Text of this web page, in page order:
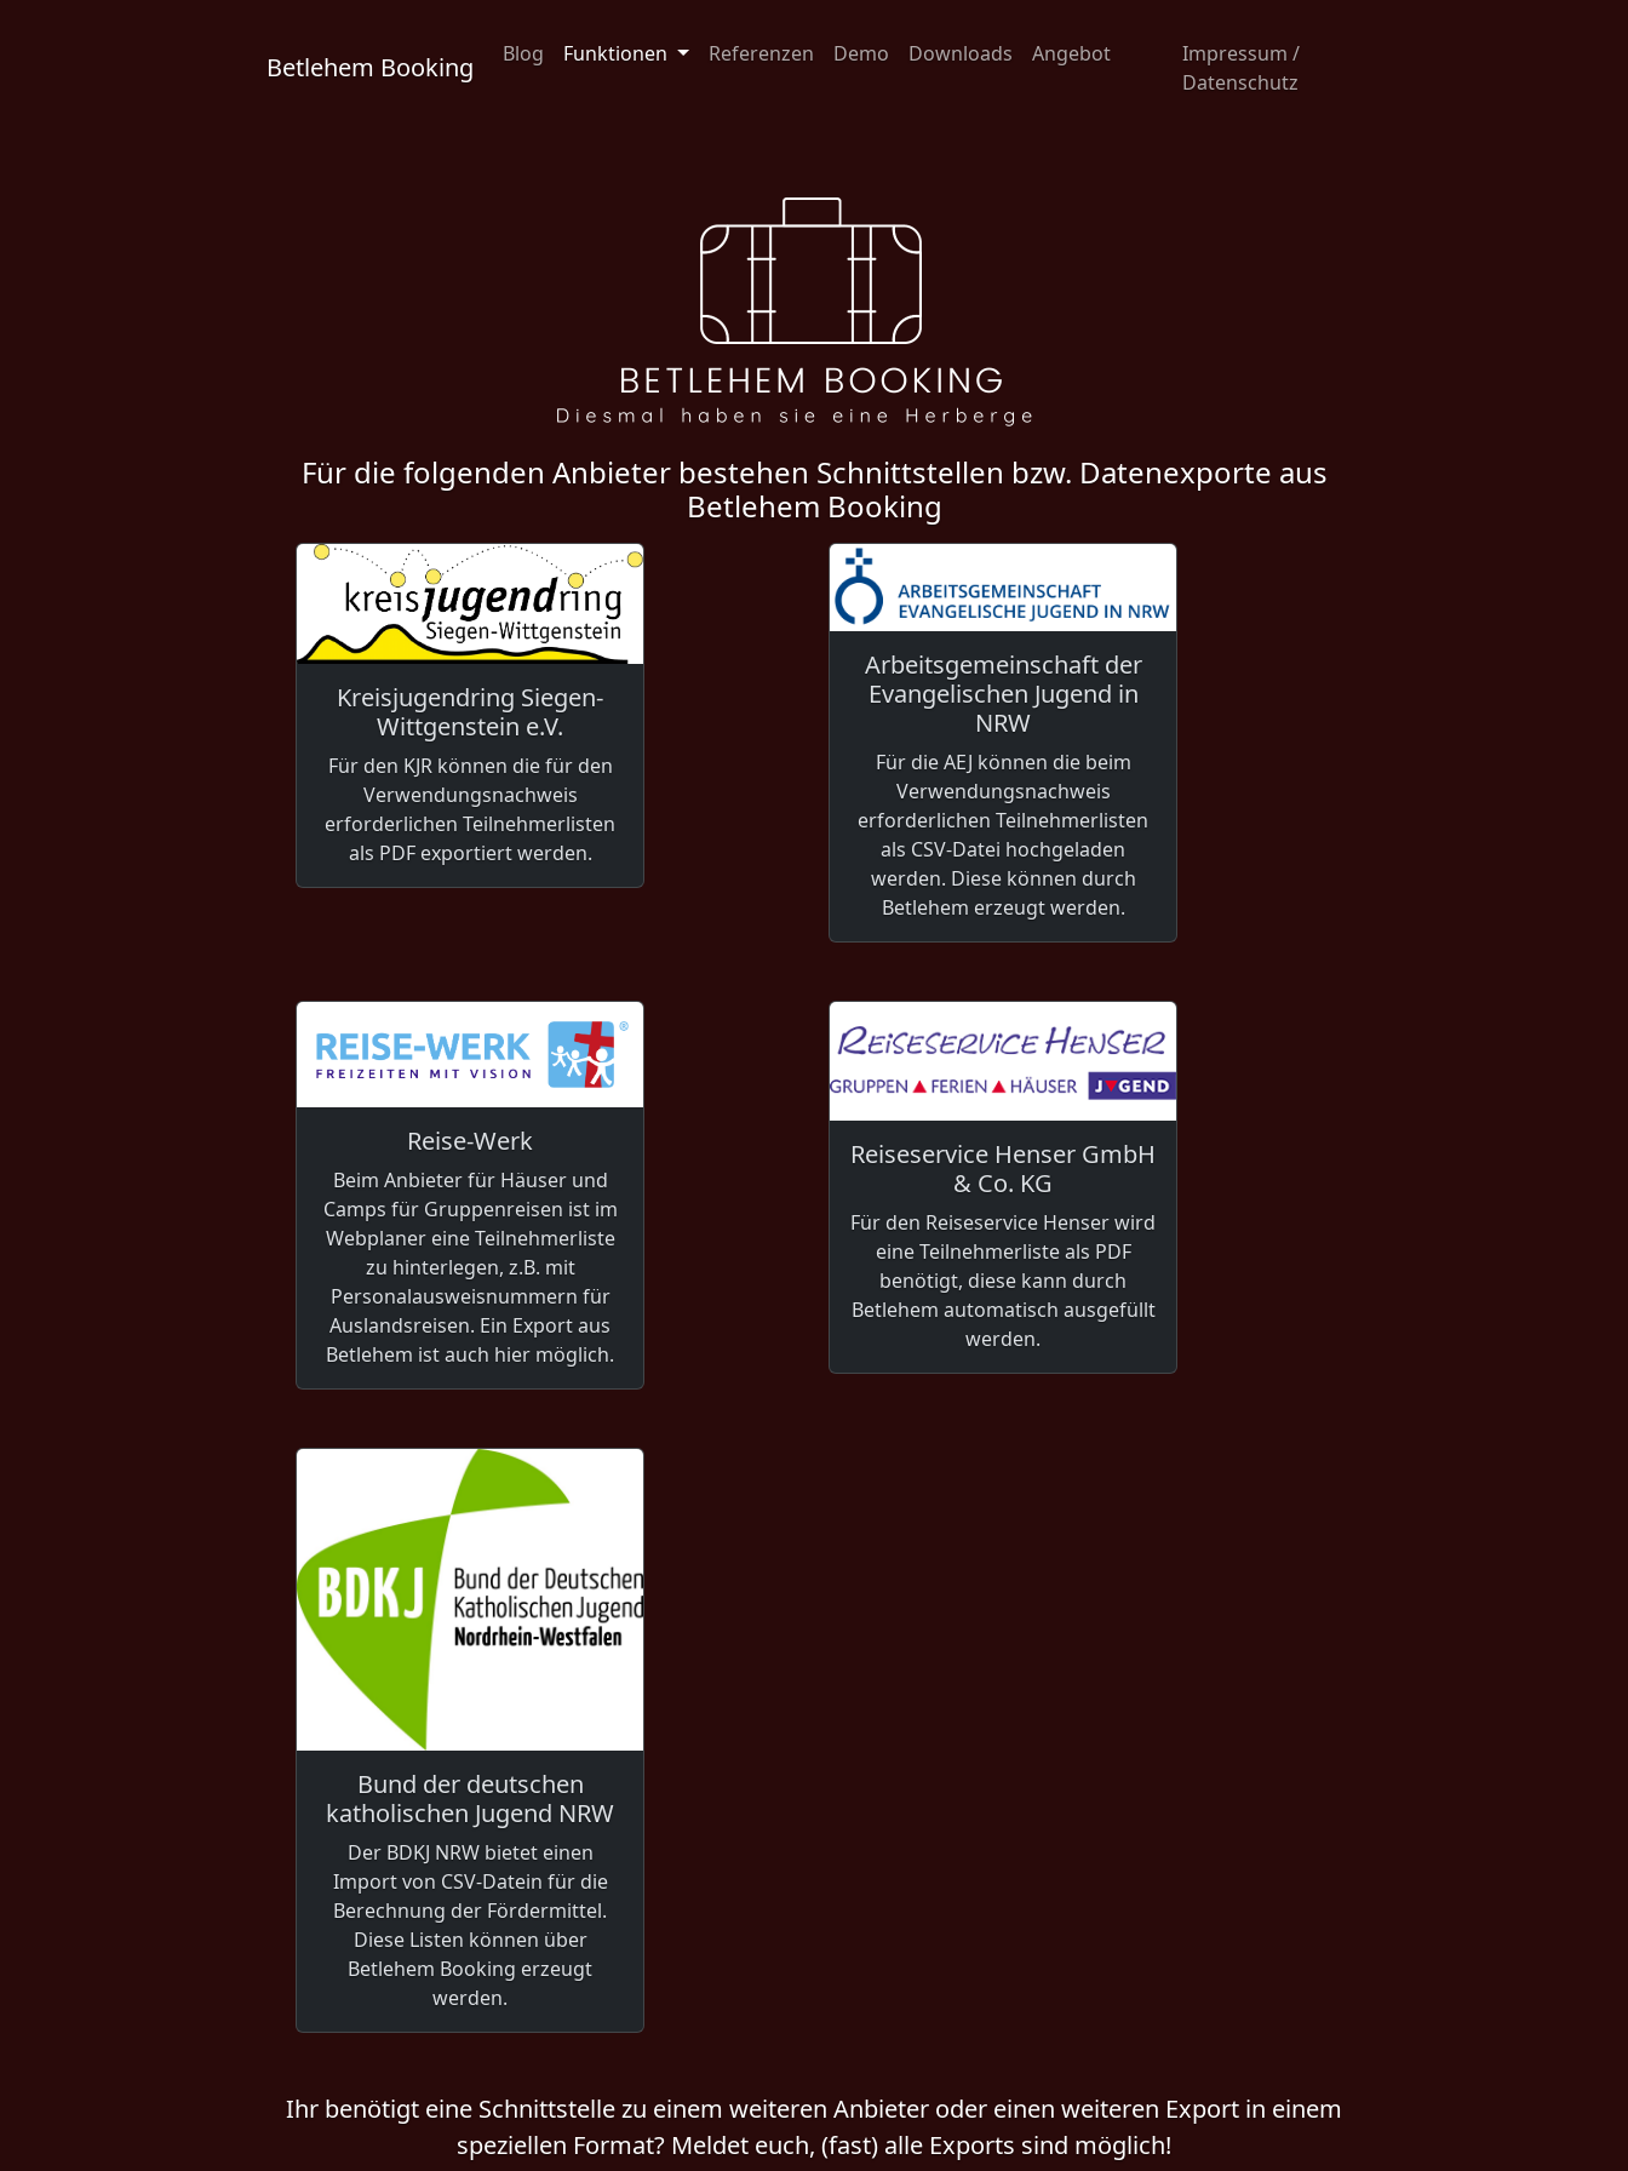
Betlehem Booking Blog Funktionen Referenzen Demo Downloads Angebot
Impressum /
Datenschutz
Für die folgenden Anbieter bestehen Schnittstellen bzw. Datenexporte aus
Betlehem Booking
Kreisjugendring Siegen-
Wittgenstein e.V.
Für den KJR können die für den
Verwendungsnachweis
erforderlichen Teilnehmerlisten
als PDF exportiert werden.
Arbeitsgemeinschaft der
Evangelischen Jugend in
NRW
Für die AEJ können die beim
Verwendungsnachweis
erforderlichen Teilnehmerlisten
als CSV-Datei hochgeladen
werden. Diese können durch
Betlehem erzeugt werden.
Reise-Werk
Beim Anbieter für Häuser und
Camps für Gruppenreisen ist im
Webplaner eine Teilnehmerliste
zu hinterlegen, z.B. mit
Personalausweisnummern für
Auslandsreisen. Ein Export aus
Betlehem ist auch hier möglich.
Reiseservice Henser GmbH
& Co. KG
Für den Reiseservice Henser wird
eine Teilnehmerliste als PDF
benötigt, diese kann durch
Betlehem automatisch ausgefüllt
werden.
Bund der deutschen
katholischen Jugend NRW
Der BDKJ NRW bietet einen
Import von CSV-Datein für die
Berechnung der Fördermittel.
Diese Listen können über
Betlehem Booking erzeugt
werden.
Ihr benötigt eine Schnittstelle zu einem weiteren Anbieter oder einen weiteren Export in einem
speziellen Format? Meldet euch, (fast) alle Exports sind möglich!